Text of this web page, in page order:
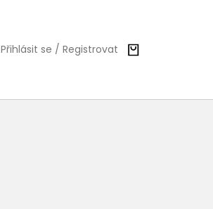
Přihlásit se / Registrovat